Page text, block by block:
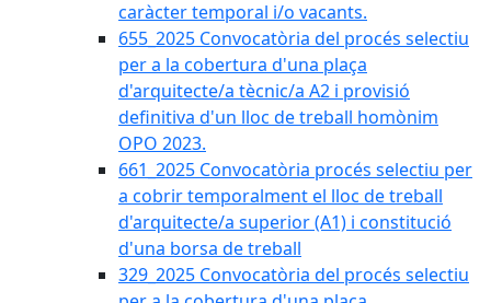
caràcter temporal i/o vacants.
655_2025 Convocatòria del procés selectiu
per a la cobertura d'una plaça
d'arquitecte/a tècnic/a A2 i provisió
definitiva d'un lloc de treball homònim
OPO 2023.
661_2025 Convocatòria procés selectiu per
a cobrir temporalment el lloc de treball
d'arquitecte/a superior (A1) i constitució
d'una borsa de treball
329_2025 Convocatòria del procés selectiu